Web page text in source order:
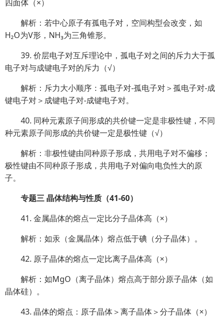
四面体（×）
解析：若中心原子有孤电子对，空间构型会改变，如
H₂O为V形，NH₃为三角锥形。
39. 价层电子对互斥理论中，孤电子对之间的斥力大于孤
电子对与成键电子对的斥力（√）
解析：斥力大小顺序：孤电子对-孤电子对＞孤电子对-成
键电子对＞成键电子对-成键电子对。
40. 同种元素原子间形成的共价键一定是非极性键，不同
种元素原子间形成的共价键一定是极性键（√）
解析：非极性键由同种原子形成，共用电子对不偏移；
极性键由不同种原子形成，共用电子对偏向电负性大的原
子。
专题三 晶体结构与性质（41-60）
41. 金属晶体的熔点一定比分子晶体高（×）
解析：如汞（金属晶体）熔点低于碘（分子晶体）。
42. 原子晶体的熔点一定比离子晶体高（×）
解析：如MgO（离子晶体）熔点高于部分原子晶体（如
晶体硅）。
43. 晶体的熔点：原子晶体＞离子晶体＞分子晶体（×）